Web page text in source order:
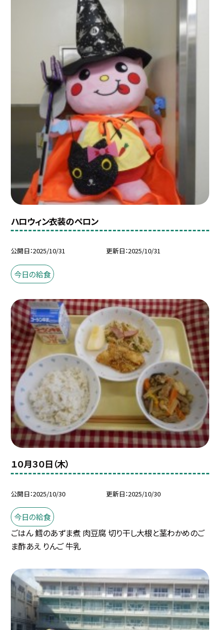
ハロウィン衣装のペロン
公開日 2025/10/31 更新日 2025/10/31
今日の給食
１０月３０日（木）
公開日 2025/10/30 更新日 2025/10/30
今日の給食
ごはん 鱈のあずま煮 肉豆腐 切り干し大根と茎わかめのご
ま酢あえ りんご 牛乳